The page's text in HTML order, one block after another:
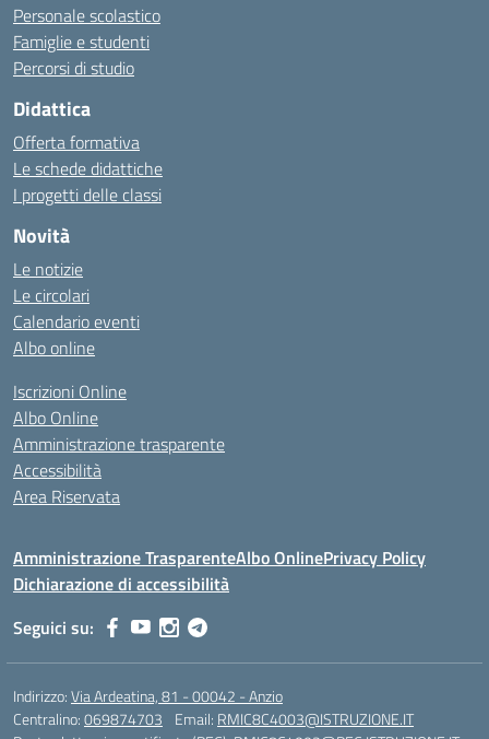
Personale scolastico
Famiglie e studenti
Percorsi di studio
Didattica
Offerta formativa
Le schede didattiche
I progetti delle classi
Novità
Le notizie
Le circolari
Calendario eventi
Albo online
Iscrizioni Online
Albo Online
Amministrazione trasparente
Accessibilità
Area Riservata
Amministrazione TrasparenteAlbo OnlinePrivacy Policy
Dichiarazione di accessibilità
Seguici su:
Indirizzo:Via Ardeatina, 81 - 00042 - Anzio
Centralino:069874703 Email: RMIC8C4003@ISTRUZIONE.IT